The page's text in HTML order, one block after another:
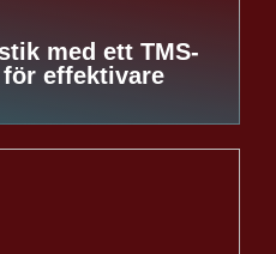
med ett TMS-
effektivare